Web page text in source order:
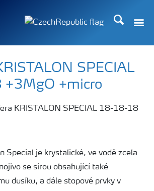
Hledat
SPECIAL
+micro
Special je krystalické, ve vodě zcela
se sírou obsahující také
dusíku, a dále stopové prvky v